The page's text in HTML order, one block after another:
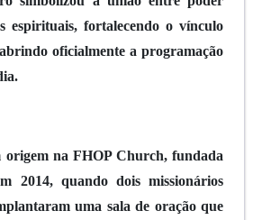
espirituais, fortalecendo o vínculo
oficialmente a programação
origem na FHOP Church, fundada
2014, quando dois missionários
uma sala de oração que